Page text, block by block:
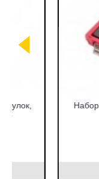
Набор съемников